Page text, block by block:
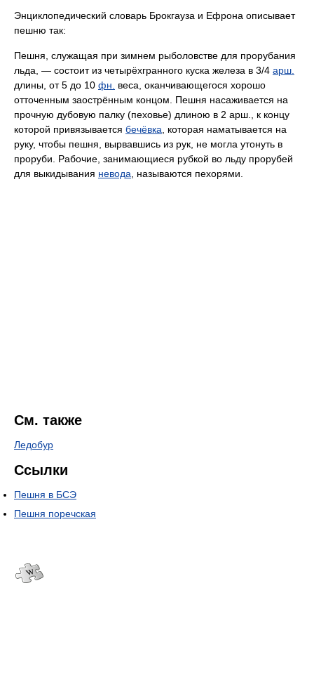
Энциклопедический словарь Брокгауза и Ефрона описывает
пешню так:
Пешня, служащая при зимнем рыболовстве для прорубания
льда, — состоит из четырёхгранного куска железа в 3/4 арш.
длины, от 5 до 10 фн.
веса, оканчивающегося хорошо
отточенным заострённым концом. Пешня насаживается на
прочную дубовую палку (пеховье) длиною в 2 арш., к концу
которой привязывается бечёвка , которая наматывается на
руку, чтобы пешня, вырвавшись из рук, не могла утонуть в
проруби. Рабочие, занимающиеся рубкой во льду прорубей
для выкидывания невода , называются пехорями.
См. также
Ледобур
Ссылки
Пешня в БСЭ
Пешня поречская